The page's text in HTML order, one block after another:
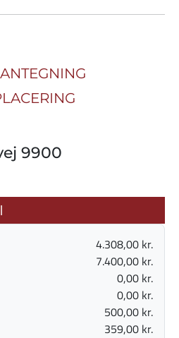
9900
4.308,00 kr.
7.400,00 kr.
0,00 kr.
0,00 kr.
500,00 kr.
359,00 kr.